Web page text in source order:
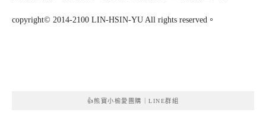
copyright© 2014-2100 LIN-HSIN-YU All rights reserved。
👍熊寶小榆愛團購｜LINE群組